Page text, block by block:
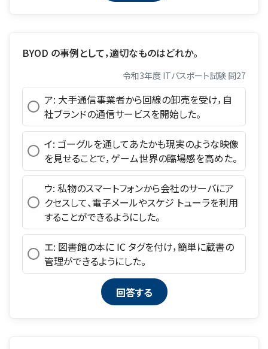
BYOD の事例として，適切なものはどれか。
令和3年度 ITパスポート試験 問27
ア: 大手通信事業者から回線の卸売を受け，自
社ブランドの通信サービスを開始した。
イ: ゴーグルを通してあたかも現実のような映像
を見せることで，ゲーム世界の臨場感を高めた。
ウ: 私物のスマートフォンから会社のサーバにア
クセスして、電子メールやスケジ トューラを利用
することができるようにした。
エ: 図書館の本に IC タグを付け，簡単に蔵書の
管理ができるようにした。